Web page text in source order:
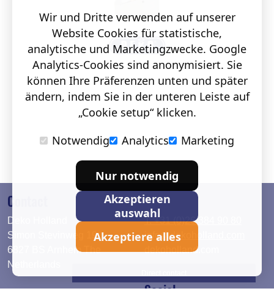
Contact
Deko Holland
Simon Stevinweg 19
6827 BS Arnhem The
Netherlands
T. +31 (0)26 384 90 80
info@dekoholland.com
dekoholland.com
Social
Wir und Dritte verwenden auf unserer
Website Cookies für statistische,
analytische und Marketingzwecke. Google
Analytics-Cookies sind anonymisiert. Sie
können Ihre Präferenzen unten und später
ändern, indem Sie in der unteren Leiste auf
„Cookie setup“ klicken.
Notwendig
Analytics Marketing
Nur notwendig
Akzeptieren
auswahl
Akzeptiere alles